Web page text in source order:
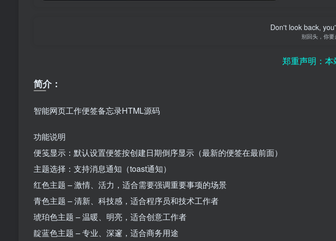
Don't look back,
别回头，你
郑重声明：本站教程
简介：
智能网页工作便签备忘录HTML源码
功能说明
便笺显示：默认设置便签按创建日期倒序显示（最新的便签在最前面）
主题选择：支持消息通知（toast通知）
红色主题 – 激情、活力，适合需要强调重要事项的场景
青色主题 – 清新、科技感，适合程序员和技术工作者
琥珀色主题 – 温暖、明亮，适合创意工作者
靛蓝色主题 – 专业、深邃，适合商务用途